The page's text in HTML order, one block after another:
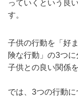
っていくという良
す。
子供の行動を「好
険な行動」の3つに
子供との良い関係
では、3つの行動